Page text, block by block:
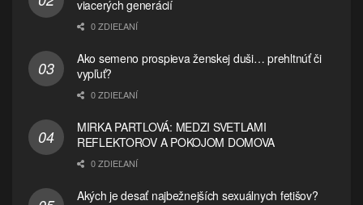
viacerých generácií
0 ZDIEĽANÍ
Ako semeno prospieva ženskej duši… prehltnúť či
vypľuť?
0 ZDIEĽANÍ
MIRKA PARTLOVÁ: MEDZI SVETLAMI
REFLEKTOROV A POKOJOM DOMOVA
0 ZDIEĽANÍ
Akých je desať najbežnejších sexuálnych fetišov?